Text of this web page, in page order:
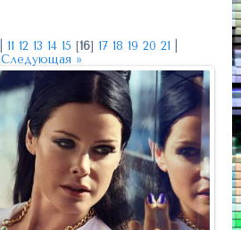
11 12 13 14 15 [16] 17 18 19 20 21
Следующая »